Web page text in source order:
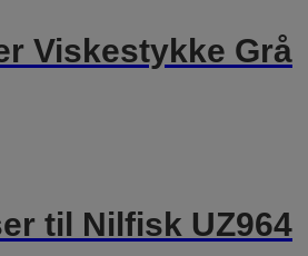
Viskestykke Grå
til Nilfisk UZ964